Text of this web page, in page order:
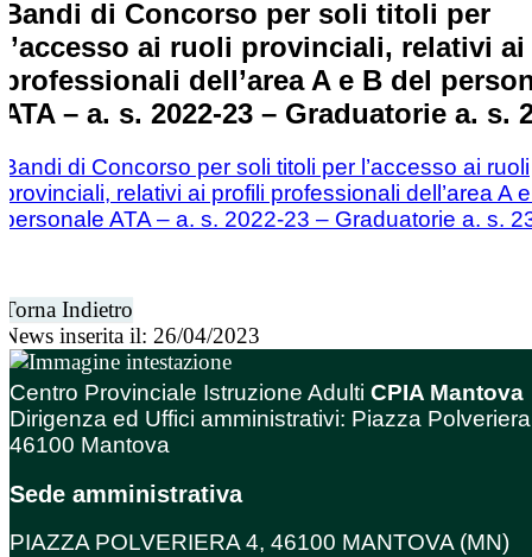
Bandi di Concorso per soli titoli per
l’accesso ai ruoli provinciali, relativi
professionali dell’area A e B del
ATA – a. s. 2022-23 – Graduatorie a. s.
Bandi di Concorso per soli titoli per l’accesso ai ruoli
provinciali, relativi ai profili professionali dell’area A
personale ATA – a. s. 2022-23 – Graduatorie a. s.
Torna Indietro
News inserita il: 26/04/2023
Centro Provinciale Istruzione Adulti CPIA Mantova
Dirigenza ed Uffici amministrativi: Piazza
46100 Mantova
Sede amministrativa
PIAZZA POLVERIERA 4, 46100 MANTOVA (MN)